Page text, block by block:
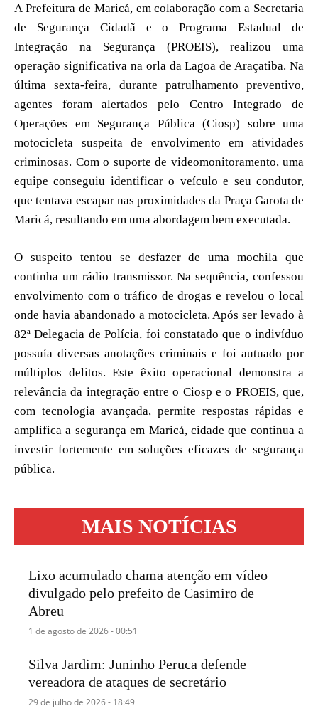
A Prefeitura de Maricá, em colaboração com a Secretaria
de Segurança Cidadã e o Programa Estadual de
Integração na Segurança (PROEIS), realizou uma
operação significativa na orla da Lagoa de Araçatiba. Na
última sexta-feira, durante patrulhamento preventivo,
agentes foram alertados pelo Centro Integrado de
Operações em Segurança Pública (Ciosp) sobre uma
motocicleta suspeita de envolvimento em atividades
criminosas. Com o suporte de videomonitoramento, uma
equipe conseguiu identificar o veículo e seu condutor,
que tentava escapar nas proximidades da Praça Garota de
Maricá, resultando em uma abordagem bem executada.
O suspeito tentou se desfazer de uma mochila que
continha um rádio transmissor. Na sequência, confessou
envolvimento com o tráfico de drogas e revelou o local
onde havia abandonado a motocicleta. Após ser levado à
82ª Delegacia de Polícia, foi constatado que o indivíduo
possuía diversas anotações criminais e foi autuado por
múltiplos delitos. Este êxito operacional demonstra a
relevância da integração entre o Ciosp e o PROEIS, que,
com tecnologia avançada, permite respostas rápidas e
amplifica a segurança em Maricá, cidade que continua a
investir fortemente em soluções eficazes de segurança
pública.
MAIS NOTÍCIAS
Lixo acumulado chama atenção em vídeo
divulgado pelo prefeito de Casimiro de
Abreu
1 de agosto de 2026 - 00:51
Silva Jardim: Juninho Peruca defende
vereadora de ataques de secretário
29 de julho de 2026 - 18:49